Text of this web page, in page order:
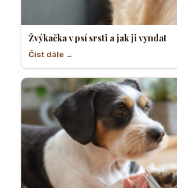
Žvýkačka v psí srsti a jak ji vyndat
Číst dále →